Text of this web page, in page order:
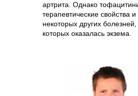
артрита. Однако
терапевтические свойства
некоторых других
которых оказалась экзема.